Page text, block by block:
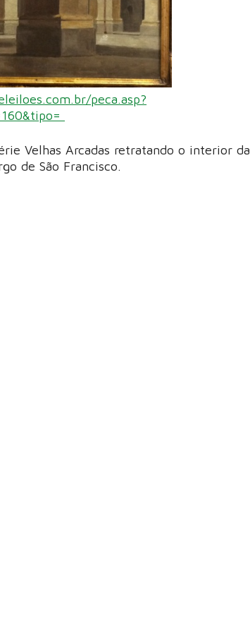
peca.asp?
Velhas Arcadas retratando o interior da
de São Francisco.